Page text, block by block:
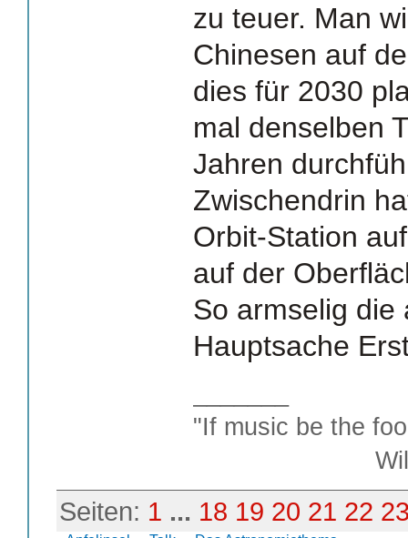
zu teuer. Man
Chinesen auf
dies für 2030
mal denselben
Jahren
Zwischendrin
Orbit-Station
auf der
So armselig
Hauptsache
"If music be the
William
Seiten: 1 ... 18 19 20 21 22